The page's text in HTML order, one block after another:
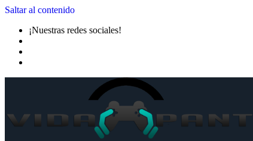
Saltar al contenido
¡Nuestras redes sociales!